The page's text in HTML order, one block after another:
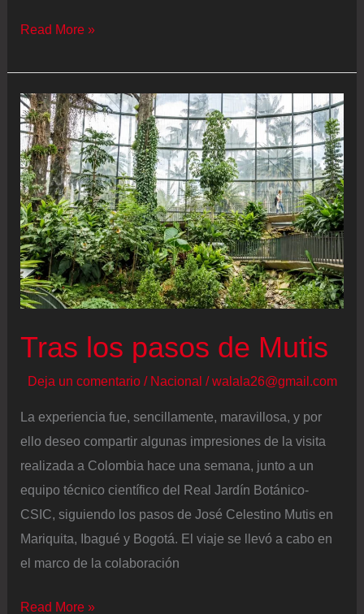
Se
las
solicitudes
de
científicos
de
EE
UU
para
trasladarse
a
“Mis
están
pasando
muy
mal”
Read More »
Tras los pasos de Mutis
Deja un comentario / Nacional /walala26@gmail.com
La experiencia fue, sencillamente, maravillosa, y por
ello deseo compartir algunas impresiones de la visita
realizada a Colombia hace una semana, junto a un
equipo técnico científico del Real Jardín Botánico-
CSIC, siguiendo los pasos de José Celestino Mutis en
Mariquita, Ibagué y Bogotá. El viaje se llevó a cabo en
el marco de la colaboración
Tras
Read More »